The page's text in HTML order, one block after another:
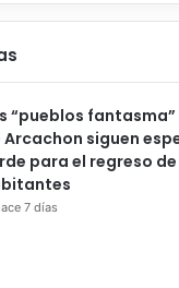
“pueblos
Arcachon siguen
para el regreso de
7 días